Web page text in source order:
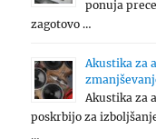
ponuja
zagotovo …
Akustika za
Akustika za
poskrbijo za
…